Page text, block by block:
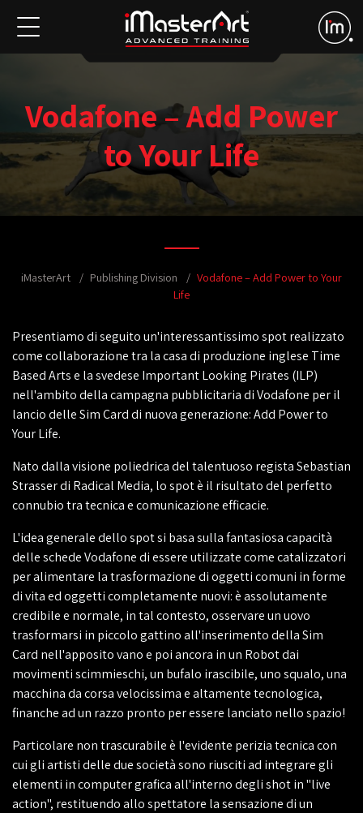
Vodafone – Add Power
to Your Life
iMasterArt Publishing Division
Vodafone – Add Power to Your
Life
Presentiamo di seguito un'interessantissimo spot realizzato
come collaborazione tra la casa di produzione inglese Time
Based Arts e la svedese Important Looking Pirates (ILP)
nell'ambito della campagna pubblicitaria di Vodafone per il
lancio delle Sim Card di nuova generazione: Add Power to
Your Life.
Nato dalla visione poliedrica del talentuoso regista Sebastian
Strasser di Radical Media, lo spot è il risultato del perfetto
connubio tra tecnica e comunicazione efficacie.
L'idea generale dello spot si basa sulla fantasiosa capacità
delle schede Vodafone di essere utilizzate come catalizzatori
per alimentare la trasformazione di oggetti comuni in forme
di vita ed oggetti completamente nuovi: è assolutamente
credibile e normale, in tal contesto, osservare un uovo
trasformarsi in piccolo gattino all'inserimento della Sim
Card nell'apposito vano e poi ancora in un Robot dai
movimenti scimmieschi, un bufalo irascibile, uno squalo, una
macchina da corsa velocissima e altamente tecnologica,
finanche ad un razzo pronto per essere lanciato nello spazio!
Particolare non trascurabile è l'evidente perizia tecnica con
cui gli artisti delle due società sono riusciti ad integrare gli
elementi in computer grafica all'interno degli shot in "live
action", restituendo allo spettatore la sensazione di un